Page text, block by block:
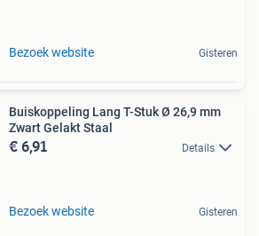
Bezoek website Gisteren
Buiskoppeling Lang T-Stuk Ø 26,9 mm
Zwart Gelakt Staal
€ 6,91 Details
Bezoek website Gisteren